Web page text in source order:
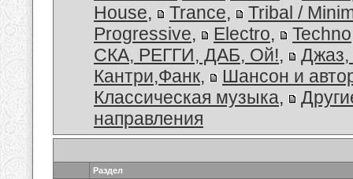
House, Trance,
Tribal /
Progressive, Electro, Techno
СКА, РЕГГИ, ДАБ, Ой!,
Джаз,
Кантри,Фанк,
Шансон и
Классическая музыка,
направления
Раздел